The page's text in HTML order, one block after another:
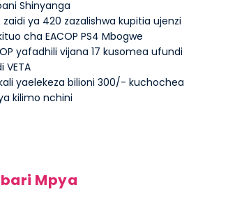
Shinyanga
zaidi ya 420 zazalishwa kupitia ujenzi
cha EACOP PS4 Mbogwe
yafadhili vijana 17 kusomea ufundi
VETA
yaelekeza bilioni 300/- kuchochea
kilimo nchini
Mpya